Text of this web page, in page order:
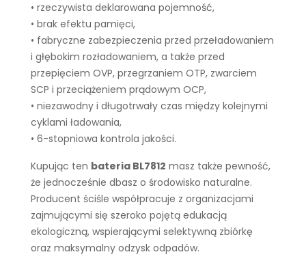
• rzeczywista deklarowana pojemność,
• brak efektu pamięci,
• fabryczne zabezpieczenia przed przeładowaniem
i głębokim rozładowaniem, a także przed
przepięciem OVP, przegrzaniem OTP, zwarciem
SCP i przeciążeniem prądowym OCP,
• niezawodny i długotrwały czas między kolejnymi
cyklami ładowania,
• 6-stopniowa kontrola jakości.
Kupując ten bateria BL7812 masz także pewność,
że jednocześnie dbasz o środowisko naturalne.
Producent ściśle współpracuje z organizacjami
zajmującymi się szeroko pojętą edukacją
ekologiczną, wspierającymi selektywną zbiórkę
oraz maksymalny odzysk odpadów.